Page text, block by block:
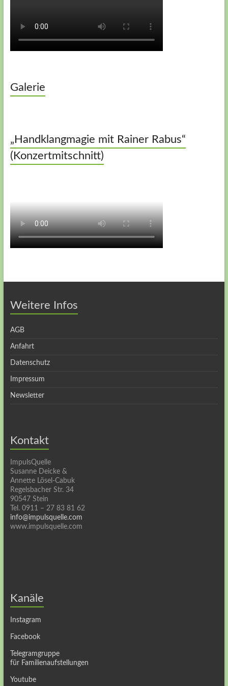
Galerie
„Handklangmagie mit Rainer Rabus“
(Konzertmitschnitt)
Weitere Infos
AGB
Anfahrt
Datenschutz
Impressum
Newsletter
Kontakt
ImpulsQuelle
Susanne Deicke &
Annette Lösel-Cabuk
Regelsbacher Str. 34
90547 Stein
Tel. 0911 – 27 83 81 62
info@impulsquelle.com
www.impulsquelle.com
Kanäle
Instagram
Facebook
Telegramgruppe
für Familienaufstellungen
Youtube